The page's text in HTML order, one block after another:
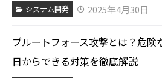
システム開発 2025年4月30日
ブルートフォース攻撃とは？危険
日からできる対策を徹底解説